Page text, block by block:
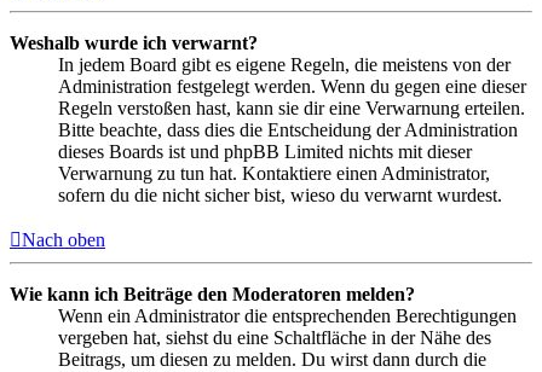
Weshalb wurde ich verwarnt?
In jedem Board gibt es eigene Regeln, die meistens von der
Administration festgelegt werden. Wenn du gegen eine dieser
Regeln verstoßen hast, kann sie dir eine Verwarnung erteilen.
Bitte beachte, dass dies die Entscheidung der Administration
dieses Boards ist und phpBB Limited nichts mit dieser
Verwarnung zu tun hat. Kontaktiere einen Administrator,
sofern du die nicht sicher bist, wieso du verwarnt wurdest.
Nach oben
Wie kann ich Beiträge den Moderatoren melden?
Wenn ein Administrator die entsprechenden Berechtigungen
vergeben hat, siehst du eine Schaltfläche in der Nähe des
Beitrags, um diesen zu melden. Du wirst dann durch die